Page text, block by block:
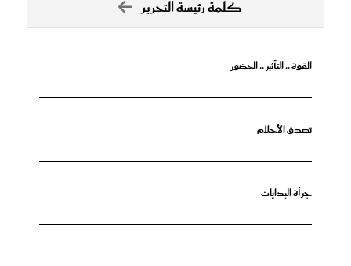
كلمة رئيسة التحرير
القوة .. التأثير .. الحضور
تصدق الأحلام
جرأة البدايات